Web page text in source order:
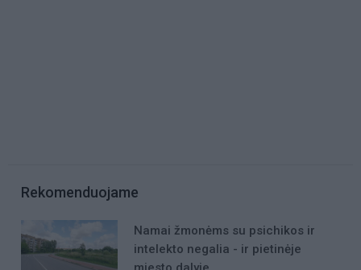
Rekomenduojame
Namai žmonėms su psichikos ir
intelekto negalia - ir pietinėje